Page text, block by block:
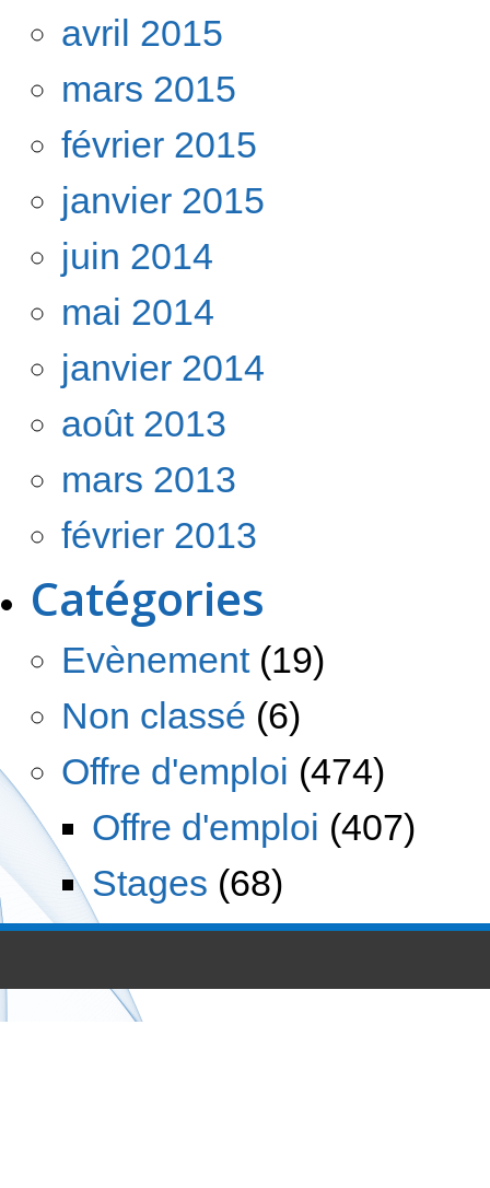
avril 2015
mars 2015
février 2015
janvier 2015
juin 2014
mai 2014
janvier 2014
août 2013
mars 2013
février 2013
Catégories
Evènement(19)
Non classé (6)
Offre d'emploi (474)
Offre d'emploi (407)
Stages (68)